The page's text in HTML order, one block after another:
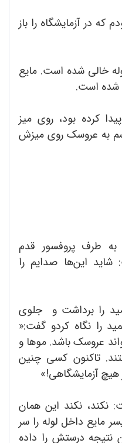
که در آزمایشگاه را باز
خالی شده است. مایع
شده است.
کرده بود، روی میز
به عروسک روی میزش
طرف پروفسور قدم
این‌ها صدایم را
را برداشت و جلوی
را نگاه کردو گفت:«
عروسک باشد. موها و
تاکنون کسی چنین
آزمایشگاهی!»
نکند، نکند این همان
مایع داخل لوله را سر
درستش را داده